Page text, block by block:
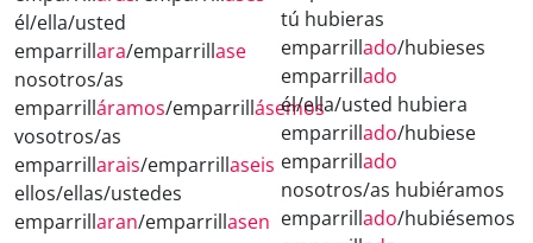
él/ella/usted
emparrillara/emparrillase
nosotros/as
emparrilláramos/emparrillásemos
vosotros/as
emparrillarais/emparrillaseis
ellos/ellas/ustedes
emparrillaran/emparrillasen
tú hubieras
emparrillado/hubieses
emparrillado
él/ella/usted hubiera
emparrillado/hubiese
emparrillado
nosotros/as hubiéramos
emparrillado/hubiésemos